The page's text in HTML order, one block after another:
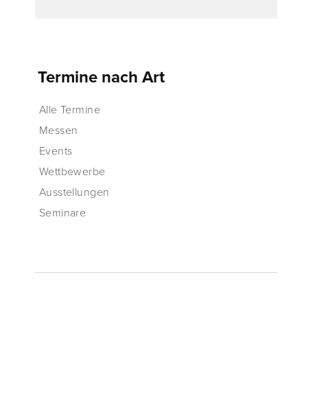
Termine nach Art
Alle Termine
Messen
Events
Wettbewerbe
Ausstellungen
Seminare